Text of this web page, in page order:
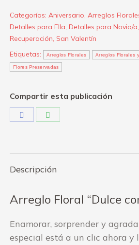
como
tu
quantity
Categorías: Aniversario, Arreglos
Detalles para Ella, Detalles para Novio/a,
Recuperación, San Valentín
Etiquetas:
Arreglos Florales Arreglos Florales
Flores Preservadas
Compartir esta publicación
Descripción
Arreglo Floral “Dulce
Enamorar, sorprender y
especial está a un clic ahora y